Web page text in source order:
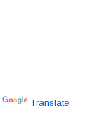
Translate